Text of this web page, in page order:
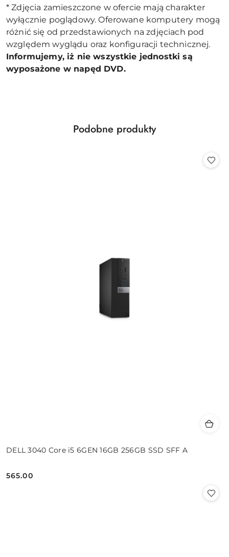
* Zdjęcia zamieszczone w ofercie mają charakter
wyłącznie poglądowy. Oferowane komputery mogą
różnić się od przedstawionych na zdjęciach pod
względem wyglądu oraz konfiguracji technicznej.
Informujemy, iż nie wszystkie jednostki są
wyposażone w napęd DVD.
Pomiń karuzelę produktów
Produkty
Podobne produkty
DELL 3040 Core i5 6GEN 16GB 256GB SSD SFF A
Cena:
565.00